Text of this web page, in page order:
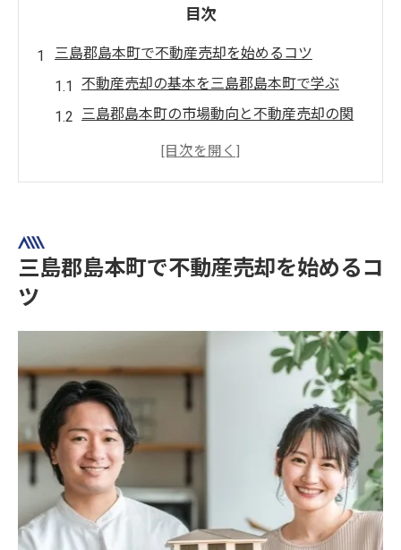
目次
三島郡島本町で不動産売却を始めるコツ
不動産売却の基本を三島郡島本町で学ぶ
三島郡島本町の市場動向と不動産売却の関
査定の流れと売却成功の秘訣とは
査定結果を活かした売却計画の立て方
不動産売却時の査定比較と注意点
査定から売却までのスムーズな進め方
高値売却を目指すなら今が好機
不動産売却に最適なタイミングの見極め方
三島郡島本町で高値売却を狙う市場動向
売却価格を左右する査定の活用方法
三島郡島本町で不動産売却を始めるコ
ツ